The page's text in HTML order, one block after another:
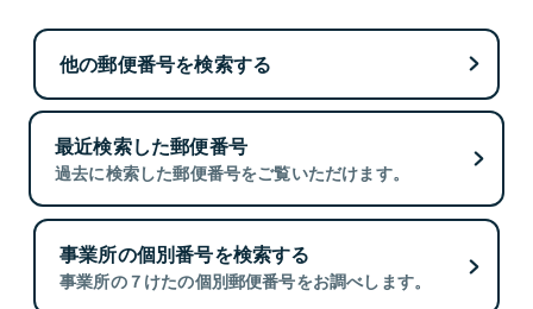
他の郵便番号を検索する
最近検索した郵便番号
過去に検索した郵便番号をご覧いただけます。
事業所の個別番号を検索する
事業所の７けたの個別郵便番号をお調べします。